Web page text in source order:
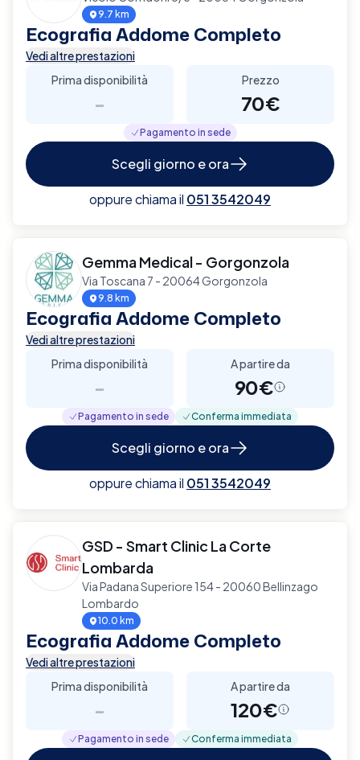
9.7 km
Ecografia Addome Completo
Vedi altre prestazioni
Prima disponibilità
-
Prezzo
70€
Pagamento in sede
Scegli giorno e ora
oppure chiama il 051 3542049
Gemma Medical - Gorgonzola
Via Toscana 7 - 20064 Gorgonzola
9.8 km
Ecografia Addome Completo
Vedi altre prestazioni
Prima disponibilità
-
A partire da
90€
Pagamento in sede Conferma immediata
Scegli giorno e ora
oppure chiama il 051 3542049
GSD - Smart Clinic La Corte
Lombarda
Via Padana Superiore 154 - 20060 Bellinzago
Lombardo
10.0 km
Ecografia Addome Completo
Vedi altre prestazioni
Prima disponibilità
-
A partire da
120€
Pagamento in sede Conferma immediata